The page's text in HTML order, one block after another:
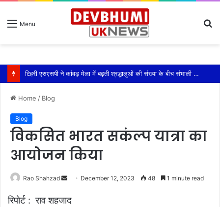
Menu
टिहरी एसएसपी ने कांवड़ मेला में बढ़ती श्रद्धालुओं की संख्या के बीच संभाली यातायात की कमान
Home / Blog
Blog
विकसित भारत सकंल्प यात्रा का
आयोजन किया
Rao Shahzad
Send
email
December 12, 2023 48 1 minute read
रिपोर्ट : राव शहजाद